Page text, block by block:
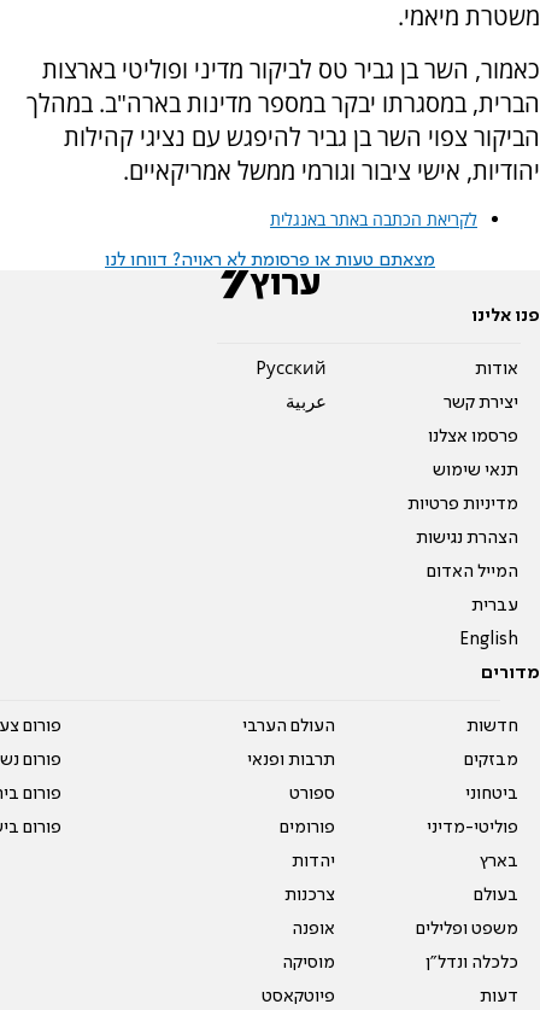
משטרת מיאמי.
כאמור, השר בן גביר טס לביקור מדיני ופוליטי בארצות
הברית, במסגרתו יבקר במספר מדינות בארה"ב. במהלך
הביקור צפוי השר בן גביר להיפגש עם נציגי קהילות
יהודיות, אישי ציבור וגורמי ממשל אמריקאיים.
לקריאת הכתבה באתר באנגלית
מצאתם טעות או פרסומת לא ראויה? דווחו לנו
פנו אלינו
אודות
יצירת קשר
פרסמו אצלנו
תנאי שימוש
מדיניות פרטיות
הצהרת נגישות
המייל האדום
עברית
English
Pусский
عربية
מדורים
חדשות
מבזקים
ביטחוני
פוליטי-מדיני
בארץ
בעולם
משפט ופלילים
כלכלה ונדל"ן
דעות
העולם הערבי
תרבות ופנאי
ספורט
פורומים
יהדות
צרכנות
אופנה
מוסיקה
פיוטקאסט
פורום
פורום
פורום
פורום